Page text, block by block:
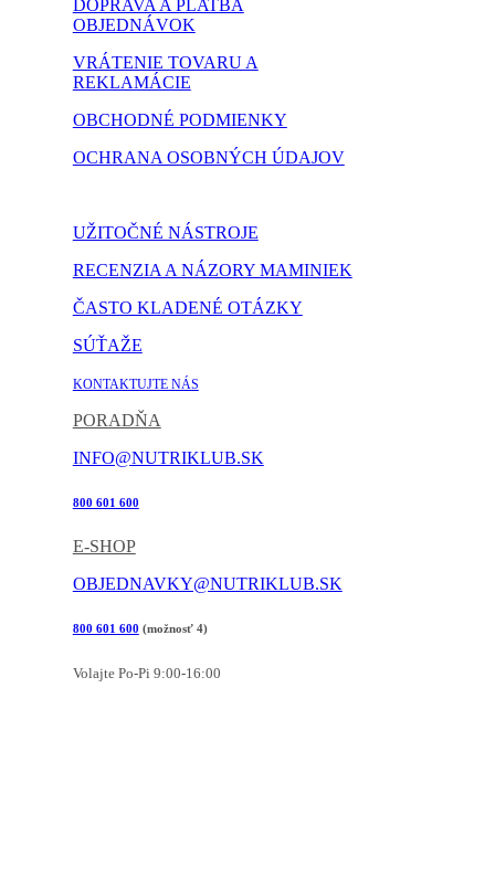
DOPRAVA A PLATBA
OBJEDNÁVOK
VRÁTENIE TOVARU A
REKLAMÁCIE
OBCHODNÉ PODMIENKY
OCHRANA OSOBNÝCH ÚDAJOV
UŽITOČNÉ NÁSTROJE
RECENZIA A NÁZORY MAMINIEK
ČASTO KLADENÉ OTÁZKY
SÚŤAŽE
KONTAKTUJTE NÁS
PORADŇA
INFO@NUTRIKLUB.SK
800 601 600
E-SHOP
OBJEDNAVKY@NUTRIKLUB.SK
800 601 600 (možnosť 4)
Volajte Po-Pi 9:00-16:00